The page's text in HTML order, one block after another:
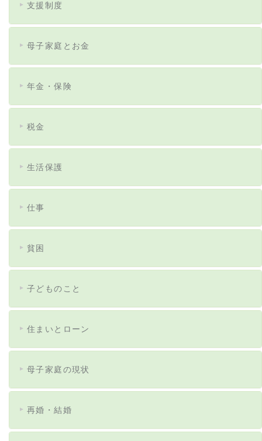
支援制度
母子家庭とお金
年金・保険
税金
生活保護
仕事
貧困
子どものこと
住まいとローン
母子家庭の現状
再婚・結婚